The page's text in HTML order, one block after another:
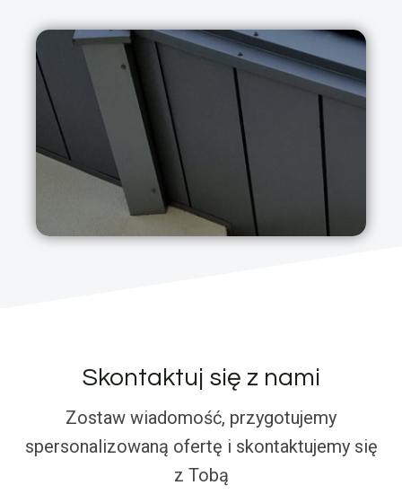
Skontaktuj się z nami
Zostaw wiadomość, przygotujemy
spersonalizowaną ofertę i skontaktujemy się
z Tobą